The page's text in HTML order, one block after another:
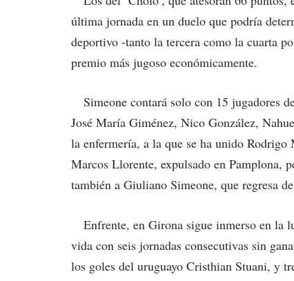
última jornada en un duelo que podría
deportivo -tanto la tercera como la cuarta
premio más jugoso económicamente.
Simeone contará solo con 15 jugadores
José María Giménez, Nico González,
la enfermería, a la que se ha unido Rodrigo
Marcos Llorente, expulsado en Pamplona,
también a Giuliano Simeone, que regresa
Enfrente, en Girona sigue inmerso en la
vida con seis jornadas consecutivas sin
los goles del uruguayo Cristhian Stuani, y